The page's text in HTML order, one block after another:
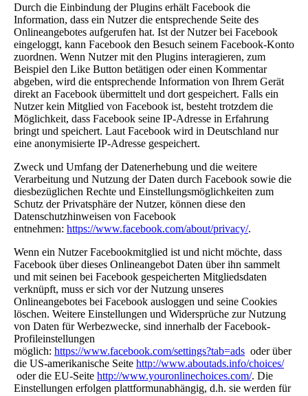
Durch die Einbindung der Plugins erhält Facebook die
Information, dass ein Nutzer die entsprechende Seite des
Onlineangebotes aufgerufen hat. Ist der Nutzer bei Facebook
eingeloggt, kann Facebook den Besuch seinem Facebook-Konto
zuordnen. Wenn Nutzer mit den Plugins interagieren, zum
Beispiel den Like Button betätigen oder einen Kommentar
abgeben, wird die entsprechende Information von Ihrem Gerät
direkt an Facebook übermittelt und dort gespeichert. Falls ein
Nutzer kein Mitglied von Facebook ist, besteht trotzdem die
Möglichkeit, dass Facebook seine IP-Adresse in Erfahrung
bringt und speichert. Laut Facebook wird in Deutschland nur
eine anonymisierte IP-Adresse gespeichert.
Zweck und Umfang der Datenerhebung und die weitere
Verarbeitung und Nutzung der Daten durch Facebook sowie die
diesbezüglichen Rechte und Einstellungsmöglichkeiten zum
Schutz der Privatsphäre der Nutzer, können diese den
Datenschutzhinweisen von Facebook
entnehmen: https://www.facebook.com/about/privacy/.
Wenn ein Nutzer Facebookmitglied ist und nicht möchte, dass
Facebook über dieses Onlineangebot Daten über ihn sammelt
und mit seinen bei Facebook gespeicherten Mitgliedsdaten
verknüpft, muss er sich vor der Nutzung unseres
Onlineangebotes bei Facebook ausloggen und seine Cookies
löschen. Weitere Einstellungen und Widersprüche zur Nutzung
von Daten für Werbezwecke, sind innerhalb der Facebook-
Profileinstellungen
möglich: https://www.facebook.com/settings?tab=ads oder über
die US-amerikanische Seite http://www.aboutads.info/choices/
oder die EU-Seite http://www.youronlinechoices.com/. Die
Einstellungen erfolgen plattformunabhängig, d.h. sie werden für